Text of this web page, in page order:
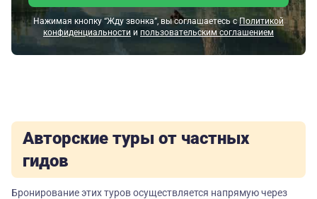
Нажимая кнопку “Жду звонка”, вы соглашаетесь с Политикой
конфиденциальности и пользовательским соглашением
Авторские туры от частных
гидов
Бронирование этих туров осуществляется напрямую через